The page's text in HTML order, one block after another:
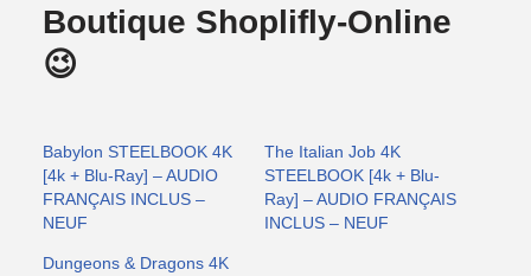
Boutique Shoplifly-Online
😉
Babylon STEELBOOK 4K
[4k + Blu-Ray] – AUDIO
FRANÇAIS INCLUS –
NEUF
The Italian Job 4K
STEELBOOK [4k + Blu-
Ray] – AUDIO FRANÇAIS
INCLUS – NEUF
Dungeons & Dragons 4K